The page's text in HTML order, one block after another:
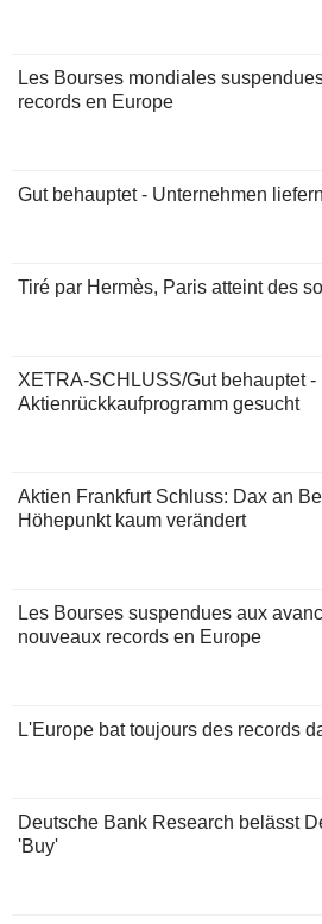
Les Bourses mondiales
records en Europe
Gut behauptet - Unternehmen liefern
Tiré par Hermès, Paris atteint des
XETRA-SCHLUSS/Gut behauptet -
Aktienrückkaufprogramm gesucht
Aktien Frankfurt Schluss: Dax an
Höhepunkt kaum verändert
Les Bourses suspendues aux
nouveaux records en Europe
L'Europe bat toujours des records
Deutsche Bank Research belässt
'Buy'